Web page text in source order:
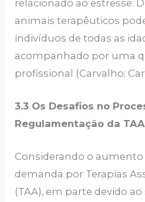
relacionado ao estresse.
animais terapêuticos
indivíduos de todas as
acompanhado por uma
profissional (Carvalho;
3.3 Os Desafios no
Regulamentação da TAA
Considerando o
demanda por Terapias
(TAA), em parte devido